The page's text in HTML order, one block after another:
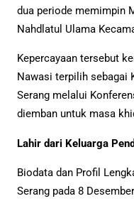
dua periode memimpin
Nahdlatul Ulama
Kepercayaan tersebut
Nawasi terpilih sebagai
Serang melalui
diemban untuk masa
Lahir dari Keluarga
Biodata dan Profil
Serang pada 8